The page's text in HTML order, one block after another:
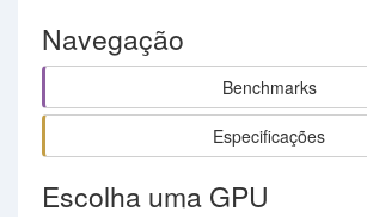
Navegação
Benchmarks
Especificações
Escolha uma GPU